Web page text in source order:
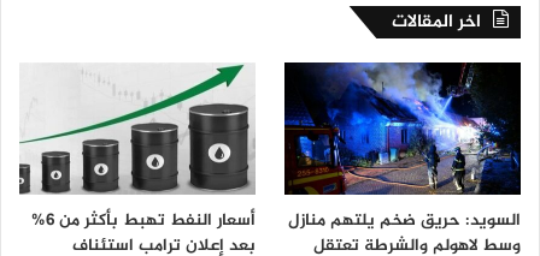
اخر المقالات
السويد: حريق ضخم يلتهم منازل
وسط لاهولم والشرطة تعتقل
أسعار النفط تهبط بأكثر من 6%
بعد إعلان ترامب استئناف